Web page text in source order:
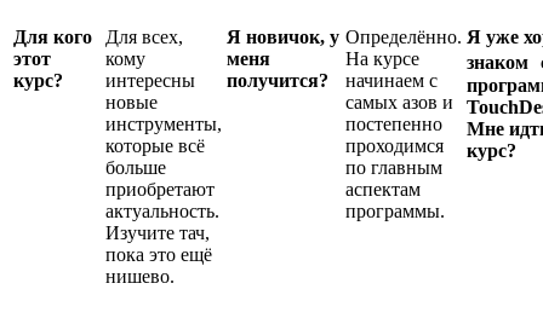
Для кого
этот
курс?
Для всех,
кому
интересны
новые
инструменты,
которые всё
больше
приобретают
актуальность.
Изучите тач,
пока это ещё
нишево.
Я новичок, у
меня
получится?
Определённо.
На курсе
начинаем с
самых азов и
постепенно
проходимся
по главным
аспектам
программы.
Я уже
знаком
Мне
курс?